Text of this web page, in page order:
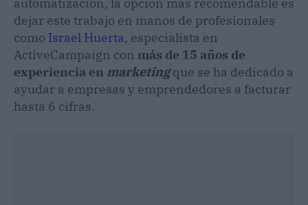
dejar este trabajo en manos de profesionales
como Israel Huerta, especialista en
ActiveCampaign con más de 15 años de
experiencia en marketing que se ha dedicado a
ayudar a empresas y emprendedores a facturar
hasta 6 cifras.